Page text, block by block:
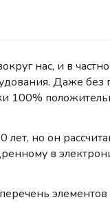
нас, и в
Даже без
100%
но он
в
элементов